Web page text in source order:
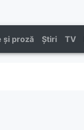
și proză Știri TV